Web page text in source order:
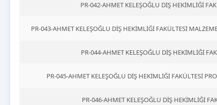
PR-042-AHMET KELEŞOĞLU DİŞ HEKİMLİĞİ
PR-043-AHMET KELEŞOĞLU DİŞ HEKİMLİĞİ FAKÜLTESİ
PR-044-AHMET KELEŞOĞLU DİŞ HEKİMLİĞİ
PR-045-AHMET KELEŞOĞLU DİŞ HEKİMLİĞİ FAKÜLTESİ
PR-046-AHMET KELEŞOĞLU DİŞ HEKİMLİĞİ